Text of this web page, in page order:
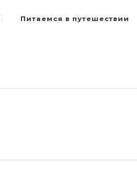
Питаемся в путешествии